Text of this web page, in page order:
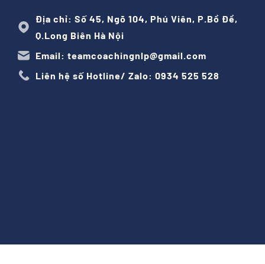
Địa chỉ: Số 45, Ngõ 104, Phú Viên, P.Bồ Đề,
Q.Long Biên Hà Nội
Email: teamcoachingnlp@gmail.com
Liên hệ số Hotline/ Zalo: 0934 525 528